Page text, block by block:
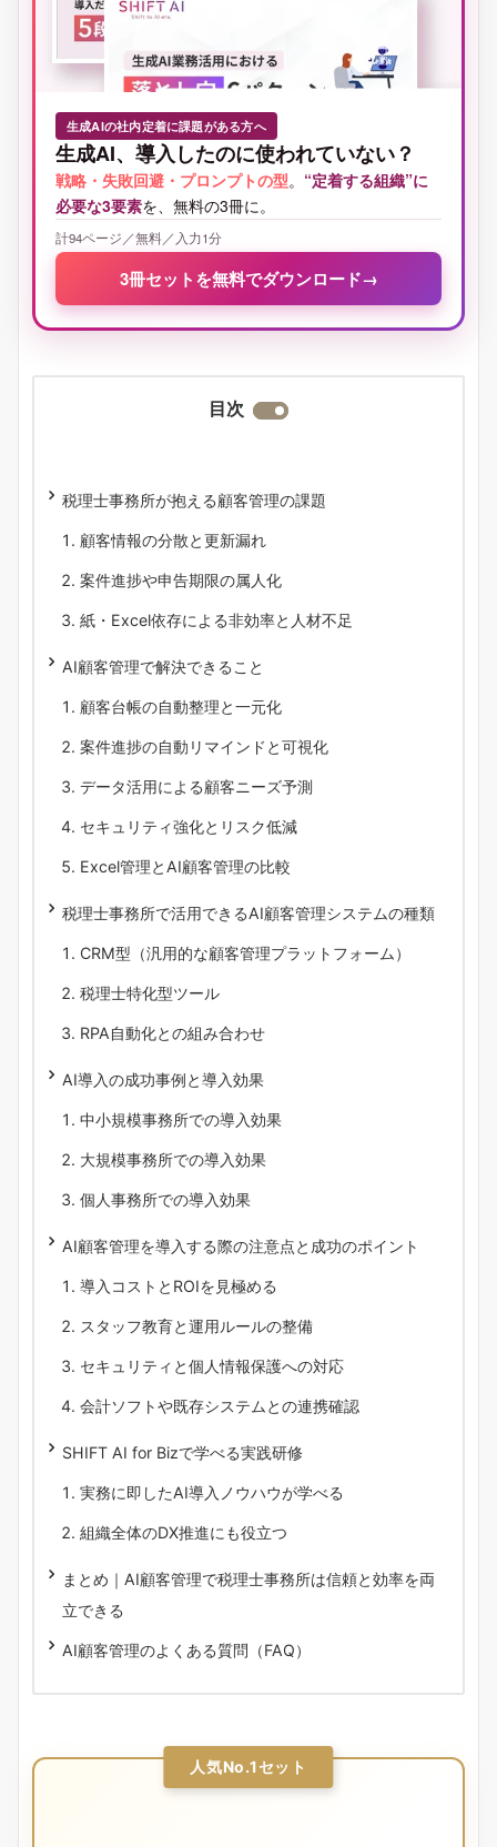
生成AIの社内定着に課題がある方へ
生成AI、導入したのに使われていない？
戦略・失敗回避・プロンプトの型。 “定着する組織”に
必要な3要素を、無料の3冊に。
計94ページ／無料／入力1分
3冊セットを無料でダウンロード→
目次
税理士事務所が抱える顧客管理の課題
顧客情報の分散と更新漏れ
案件進捗や申告期限の属人化
紙・Excel依存による非効率と人材不足
AI顧客管理で解決できること
顧客台帳の自動整理と一元化
案件進捗の自動リマインドと可視化
データ活用による顧客ニーズ予測
セキュリティ強化とリスク低減
Excel管理とAI顧客管理の比較
税理士事務所で活用できるAI顧客管理システムの種類
CRM型（汎用的な顧客管理プラットフォーム）
税理士特化型ツール
RPA自動化との組み合わせ
AI導入の成功事例と導入効果
中小規模事務所での導入効果
大規模事務所での導入効果
個人事務所での導入効果
AI顧客管理を導入する際の注意点と成功のポイント
導入コストとROIを見極める
スタッフ教育と運用ルールの整備
セキュリティと個人情報保護への対応
会計ソフトや既存システムとの連携確認
SHIFT AI for Bizで学べる実践研修
実務に即したAI導入ノウハウが学べる
組織全体のDX推進にも役立つ
まとめ｜AI顧客管理で税理士事務所は信頼と効率を両
立できる
AI顧客管理のよくある質問（FAQ）
人気No.1セット